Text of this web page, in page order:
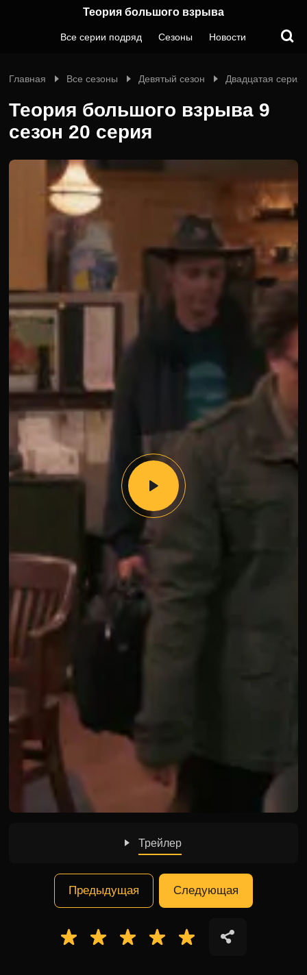
Теория большого взрыва
Все серии подряд Сезоны Новости
Главная Все сезоны Девятый сезон Двадцатая серия
Теория большого взрыва 9
сезон 20 серия
Трейлер
Предыдущая Следующая